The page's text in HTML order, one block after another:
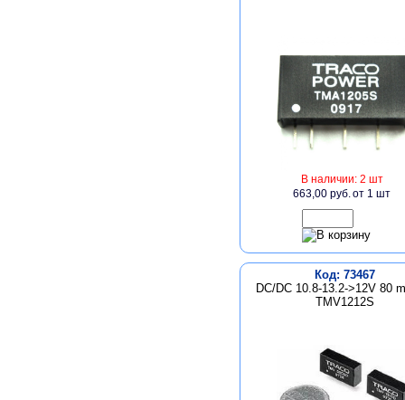
В наличии: 2 шт
663,00 руб.от 1 шт
Код: 73467
DC/DC 10.8-13.2->12V 80
TMV1212S